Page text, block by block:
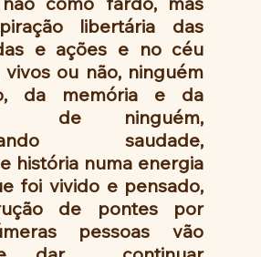
libertária das
e ações e no céu
vivos ou não, ninguém
da memória e da
de ninguém,
saudade,
história numa energia
foi vivido e pensado,
de pontes por
pessoas vão